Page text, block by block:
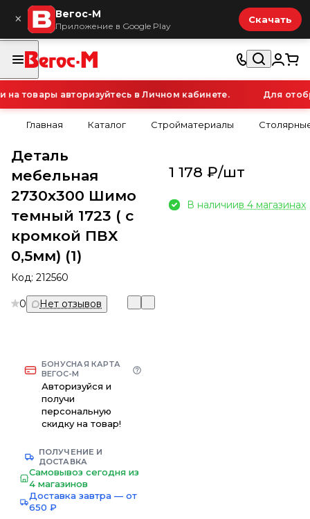
× Вегос-М
Приложение в Google Play
Скачать
товары авторизуйтесь в Личном кабинете. Для
Главная Каталог Стройматериалы
Деталь
мебельная
2730х300 Шимо
темный 1723 ( с
кромкой ПВХ
0,5мм) (1)
Код: 212560
0 Нет отзывов
БОНУСНАЯ КАРТА
ВЕГОС-М
Авторизуйся и
получи
персональную
скидку на товар!
ПОЛУЧЕНИЕ И
ДОСТАВКА
Самовывоз сегодня из
4 магазинов
Доставка завтра — от
650 ₽
1 178 ₽/шт
В наличиив 4 магазинах